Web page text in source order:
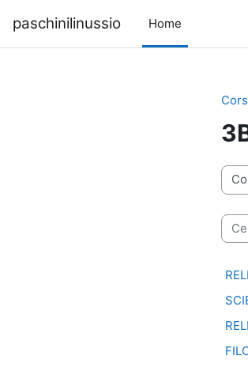
paschinilinussio Home
Categorie di